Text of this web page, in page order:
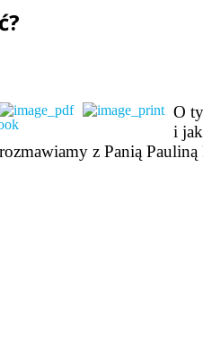
O
i
rozmawiamy z Panią Pauliną